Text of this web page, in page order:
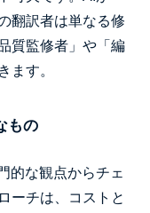
翻訳者は単なる修
質監修者」や「編
ます。
もの
的な観点からチェ
ーチは、コストと